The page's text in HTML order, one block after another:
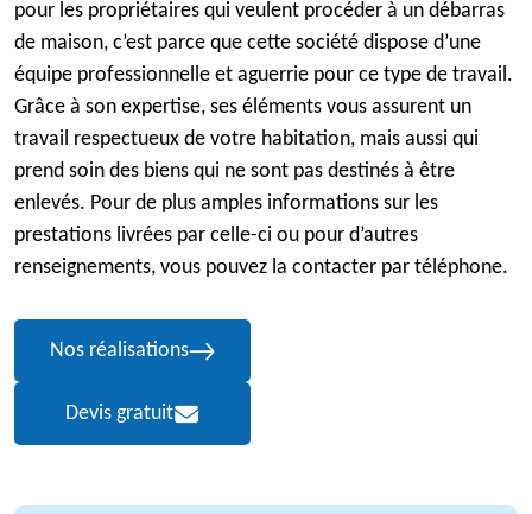
pour les propriétaires qui veulent procéder à un débarras
de maison, c’est parce que cette société dispose d’une
équipe professionnelle et aguerrie pour ce type de travail.
Grâce à son expertise, ses éléments vous assurent un
travail respectueux de votre habitation, mais aussi qui
prend soin des biens qui ne sont pas destinés à être
enlevés. Pour de plus amples informations sur les
prestations livrées par celle-ci ou pour d’autres
renseignements, vous pouvez la contacter par téléphone.
Nos réalisations
Devis gratuit